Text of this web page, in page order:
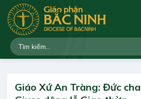
qua
dung
Giáo Xứ An Tràng: Đức cha